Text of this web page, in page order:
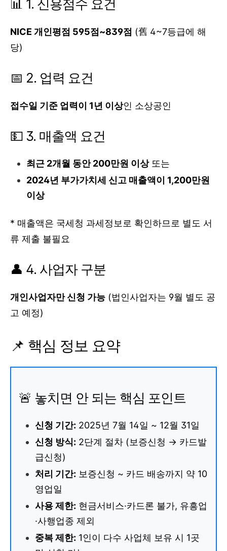
📊 1. 신용점수 요건
NICE 개인평점 595점~839점 (舊 4~7등급에 해
당)
📅 2. 업력 요건
접수일 기준 업력이 1년 이상인 소상공인
💵 3. 매출액 요건
최근 2개월 동안 200만원 이상또는
2024년 부가가치세 신고 매출액이 1,200만원
이상
* 매출액은 국세청 과세정보로 확인하므로 별도 서
류 제출 불필요
👤 4. 사업자 구분
개인사업자만 신청 가능 (법인사업자는 9월 별도 공
고 예정)
📌 핵심 정보 요약
🚨 놓치면 안 되는 핵심 포인트
신청 기간: 2025년 7월 14일 ~ 12월 31일
신청 방식: 2단계 절차 (보증신청 → 카드발
급신청)
처리 기간: 보증신청 ~ 카드 배송까지 약 10
영업일
사용 제한: 현금서비스·카드론 불가, 유흥업
·사행업종 제외
중복 제한: 1인이 다수 사업체 보유 시 1곳